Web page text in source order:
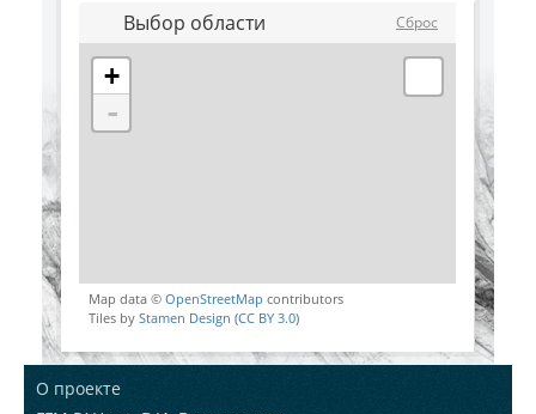
Выбор области Сброс
+
-
Map data © OpenStreetMap contributors
Tiles by Stamen Design (CC BY 3.0)
О проекте